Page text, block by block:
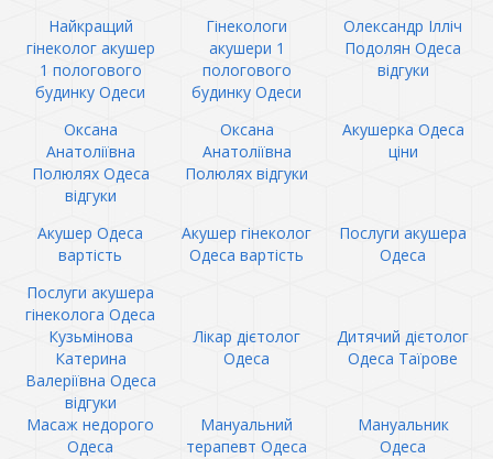
Найкращий
гінеколог акушер
1 пологового
будинку Одеси
Гінекологи
акушери 1
пологового
будинку Одеси
Олександр Ілліч
Подолян Одеса
відгуки
Оксана
Анатоліївна
Полюлях Одеса
відгуки
Оксана
Анатоліївна
Полюлях відгуки
Акушерка Одеса
ціни
Акушер Одеса
вартість
Акушер гінеколог
Одеса вартість
Послуги акушера
Одеса
Послуги акушера
гінеколога Одеса
Кузьмінова
Катерина
Валеріївна Одеса
відгуки
Лікар дієтолог
Одеса
Дитячий дієтолог
Одеса Таїрове
Масаж недорого
Одеса
Мануальний
терапевт Одеса
Мануальник
Одеса